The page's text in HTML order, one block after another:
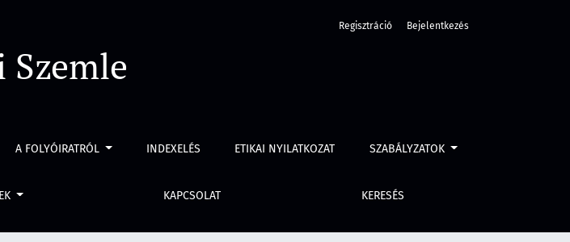
Szemle
A FOLYÓIRATRÓL INDEXELÉS ETIKAI NYILATKOZAT SZABÁLYZATOK
KAPCSOLAT KERESÉS
Regisztráció Bejelentkezés